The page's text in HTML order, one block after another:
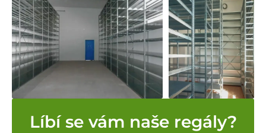
Líbí se vám naše regály?